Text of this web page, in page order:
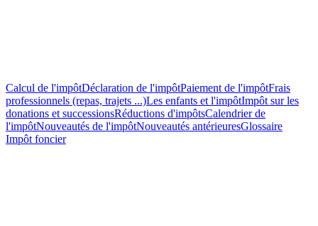
Calcul de l'impôtDéclaration de l'impôtPaiement de l'impôtFrais
professionnels (repas, trajets ...)Les enfants et l'impôtImpôt sur les
donations et successionsRéductions d'impôtsCalendrier de
l'impôtNouveautés de l'impôtNouveautés antérieuresGlossaire
Impôt foncier